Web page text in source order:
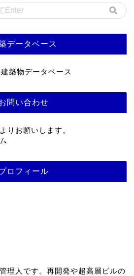
データベース
築物データベース
問い合わせ
りお願いします。
ロフィール
理人です。再開発や超高層ビルの